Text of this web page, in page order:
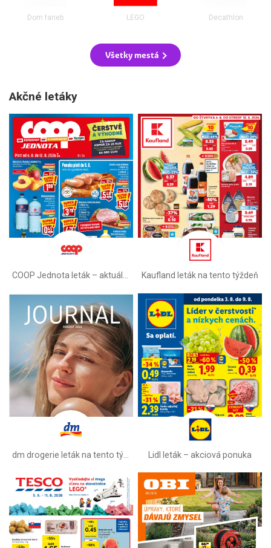
Dom farieb LEGO Decathlon
Všetky mestá
Akčné letáky
COOP Jednota leták –⁠ aktuálny Kaufland leták na tento týždeň
Lidl leták –⁠ akciová ponuka